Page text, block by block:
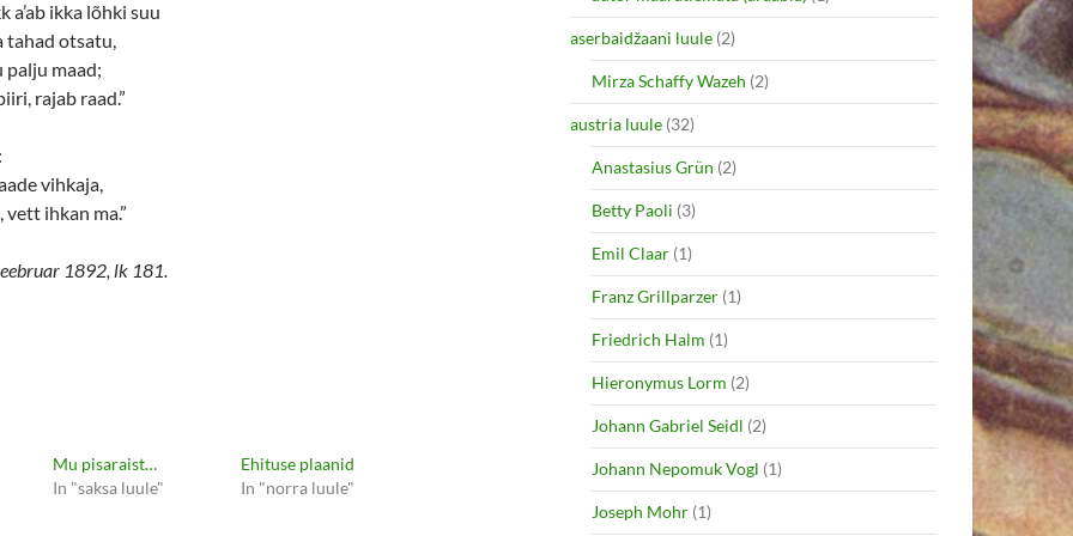
a’ab ikka lõhki suu
tahad otsatu,
palju maad;
rajab raad.”
vihkaja,
vett ihkan ma.”
1892, lk 181.
Mu pisaraist…
In "saksa luule"
Ehituse plaanid
In "norra luule"
aserbaidžaani luule (2)
Mirza Schaffy Wazeh (2)
austria luule (32)
Anastasius Grün (2)
Betty Paoli (3)
Emil Claar (1)
Franz Grillparzer (1)
Friedrich Halm (1)
Hieronymus Lorm (2)
Johann Gabriel Seidl (2)
Johann Nepomuk Vogl (1)
Joseph Mohr (1)